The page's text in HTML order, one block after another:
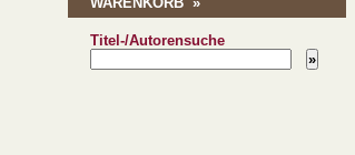
Titel-/Autorensuche